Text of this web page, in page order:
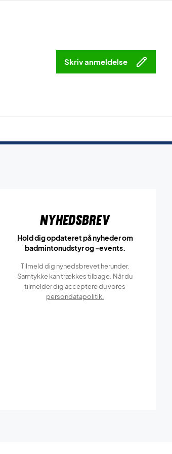
Skriv anmeldelse
Nyhedsbrev
Hold dig opdateret på nyheder om
badmintonudstyr og -events.
Tilmeld dig nyhedsbrevet herunder.
Samtykke kan trækkes tilbage. Når du
tilmelder dig acceptere du vores
persondatapolitik.